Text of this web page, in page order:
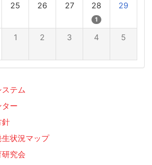
25 26 27 28
1
29
1 2 3 4 5
テム
ー
針
状況マップ
究会